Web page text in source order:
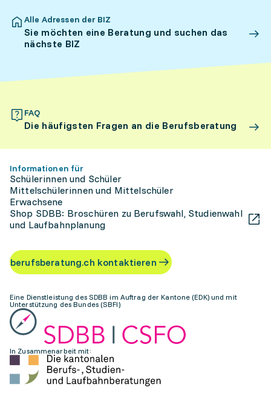
Alle Adressen der BIZ
Sie möchten eine Beratung und suchen das
nächste BIZ
FAQ
Die häufigsten Fragen an die Berufsberatung
Informationen für
Schülerinnen und Schüler
Mittelschülerinnen und Mittelschüler
Erwachsene
Shop SDBB: Broschüren zu Berufswahl, Studienwahl
und Laufbahnplanung
berufsberatung.ch kontaktieren
Eine Dienstleistung des SDBB im Auftrag der Kantone (EDK) und mit
Unterstützung des Bundes (SBFI)
In Zusammenarbeit mit: